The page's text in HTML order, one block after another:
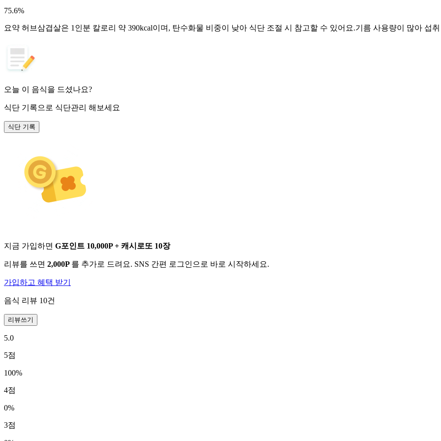
75.6%
요약 허브삼겹살은 1인분 칼로리 약 390kcal이며, 탄수화물 비중이 낮아 식단 조절 시 참고할 수 있어요.기름 사용량이 많아 섭
오늘 이 음식을 드셨나요?
식단 기록으로 식단관리 해보세요
식단 기록
지금 가입하면 G포인트 10,000P + 캐시로또 10장
리뷰를 쓰면 2,000P 를 추가로 드려요. SNS 간편 로그인으로 바로 시작하세요.
가입하고 혜택 받기
음식 리뷰 10건
리뷰쓰기
5.0
5점
100%
4점
0%
3점